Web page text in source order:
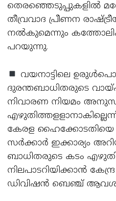
തെരഞ്ഞെടുപ്പുകളില്‍
തീവ്രവാദ പ്രീണന
നല്‍കുമെന്നും
പറയുന്നു.
വയനാട്ടിലെ
ദുരന്തബാധിതരുടെ
നിവാരണ നിയമം
കേരള ഹൈക്കോടതിയെ
സര്‍ക്കാര്‍ ഇക്കാര്യം
ബാധിതരുടെ കടം
നിലപാടറിയിക്കാന്‍
ഡിവിഷന്‍ ബെഞ്ച്